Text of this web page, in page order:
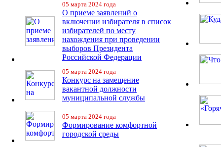
05 марта 2024 года
О приеме заявлений о
включении избирателя в список
избирателей по месту
нахождения при проведении
выборов Президента
Российской Федерации
05 марта 2024 года
Конкурс на замещение
вакантной должности
муниципальной службы
05 марта 2024 года
Формирование комфортной
городской среды